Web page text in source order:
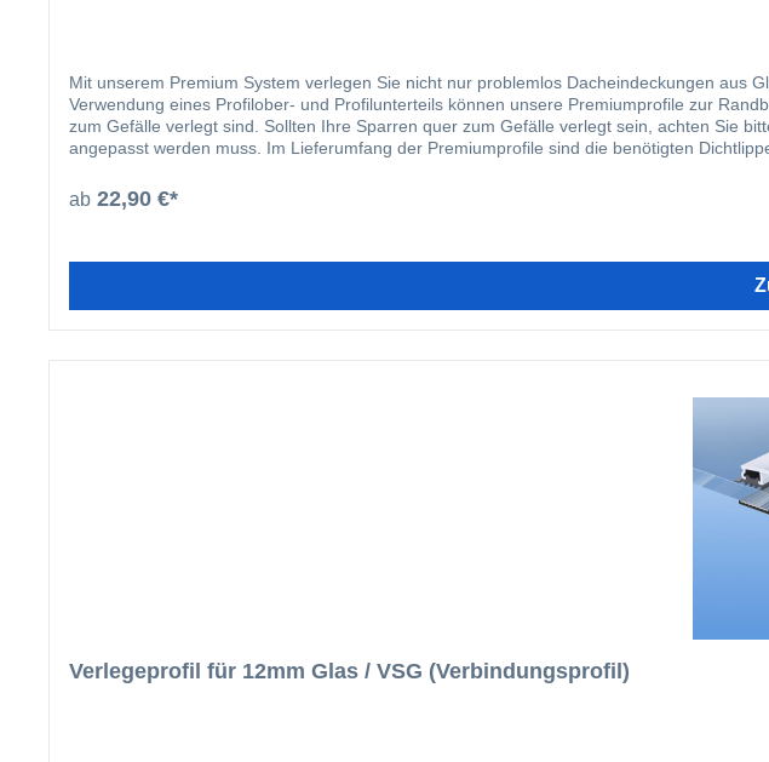
Mit unserem Premium System verlegen Sie nicht nur problemlos Dacheindeckungen aus
Verwendung eines Profilober- und Profilunterteils können unsere Premiumprofile zur
zum Gefälle verlegt sind. Sollten Ihre Sparren quer zum Gefälle verlegt sein, achten Sie
angepasst werden muss. Im Lieferumfang der Premiumprofile sind die benötigten
standardmäßig eine Edelstahlschraube zur Befestigung auf einer Holzkonstruktion. Auf
Aluminium- oder Stahlkonstruktion. Damit alle Profile problemlos und der
Verlegeprofile wird ein 3/8 Zoll Bit benötigt. Diesen können Sie hier am besten gleich
ab 22,90 €*
Verlegeprofil für 12mm Glas / VSG (Verbindungsprofil)